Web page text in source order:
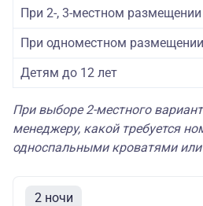
При 2-, 3-местном размещении
При одноместном размещении
Детям до 12 лет
При выборе 2-местного
менеджеру, какой требуется
односпальными кроватями
2 ночи